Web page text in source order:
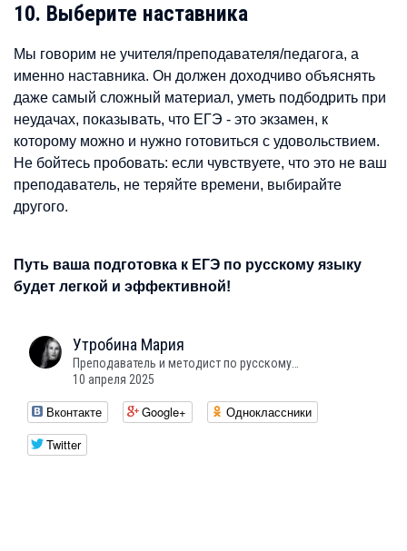
10. Выберите наставника
Мы говорим не учителя/преподавателя/педагога, а
именно наставника. Он должен доходчиво объяснять
даже самый сложный материал, уметь подбодрить при
неудачах, показывать, что ЕГЭ - это экзамен, к
которому можно и нужно готовиться с удовольствием.
Не бойтесь пробовать: если чувствуете, что это не ваш
преподаватель, не теряйте времени, выбирайте
другого.
Путь ваша подготовка к ЕГЭ по русскому языку
будет легкой и эффективной!
Утробина Мария
Преподаватель и методист по русскому…
10 апреля 2025
Вконтакте Google+
Одноклассники
Twitter